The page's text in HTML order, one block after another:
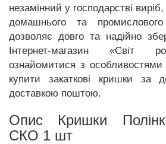
незамінний у господарстві
домашнього та
дозволяє довго та надійно
Інтернет-магазин «Світ
ознайомитися з
купити закаткові кришки за
доставкою поштою.
Опис Кришки
СКО 1 шт